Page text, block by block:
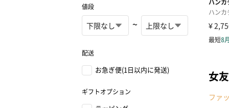
値段
~
配送
お急ぎ便(1日以内に発送)
ギフトオプション
女
ファ